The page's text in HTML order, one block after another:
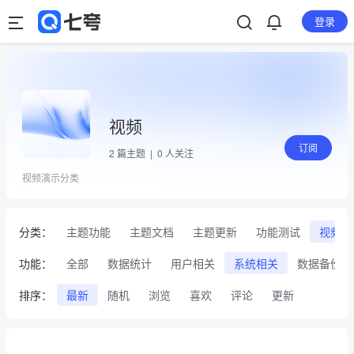
登录
视频
2 篇主题 | 0 人关注 订阅
视频演示分类
分类： 主题功能 主题文档 主题更新 功能测试
视频
功能：
全部 数据统计 用户相关 系统相关
数据备份
排序：
最新 随机 浏览 喜欢 评论 更新